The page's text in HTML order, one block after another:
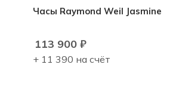
Часы Raymond Weil Jasmine
113 900 ₽
+ 11 390 на счёт